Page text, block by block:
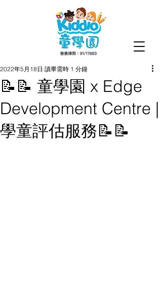
📝📝 童學園 x Edge
Development Centre |
學童評估服務📝📝
2022年5月18日 讀畢需時 1 分鐘